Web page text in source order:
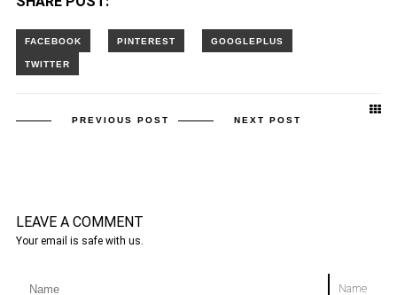
PREVIOUS POST NEXT POST
LEAVE A COMMENT
Your email is safe with us.
Name